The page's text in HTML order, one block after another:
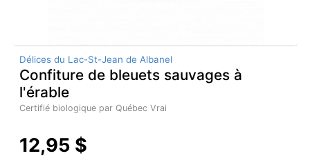
Délices du Lac-St-Jean de Albanel
Confiture de bleuets sauvages à
l'érable
Certifié biologique par Québec Vrai
12,95 $